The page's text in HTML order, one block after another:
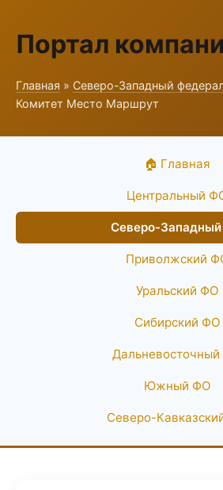
Портал
Главная » Северо-Западный
Комитет Место Маршрут
🏠 Главная
Центральный
Северо-
Приволжский
Уральский ФО
Сибирский ФО
Южный ФО
Северо-